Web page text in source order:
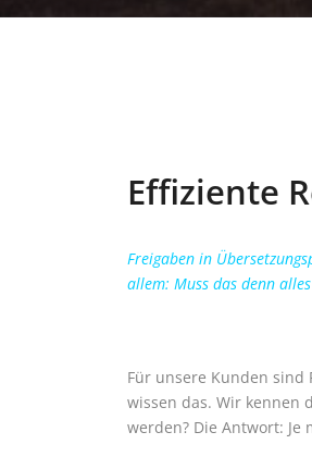
Effiziente
Freigaben in
allem: Muss das denn
Für unsere Kunden
wissen das. Wir kennen
werden? Die Antwort: